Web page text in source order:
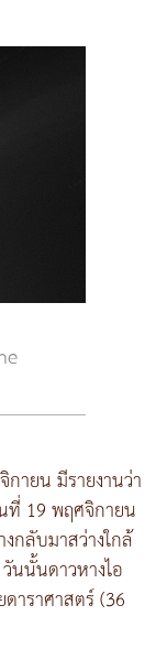
ายน มีรายงานว่า
ที่ 19 พฤศจิกายน
กลับมาสว่างใกล้
นนั้นดาวหางไอ
าราศาสตร์ (36